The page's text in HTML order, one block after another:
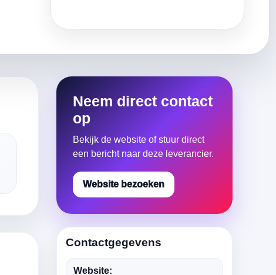
Neem direct contact
op
Bekijk de website of stuur direct
een bericht naar deze leverancier.
Website bezoeken
Contactgegevens
Website: